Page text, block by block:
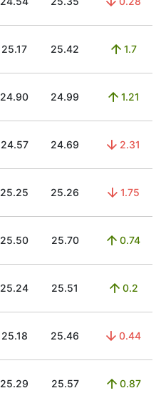
25.17 25.42 1.7
24.90 24.99 1.21
24.57 24.69 2.31
25.25 25.26 1.75
25.50 25.70 0.74
25.24 25.51 0.2
25.18 25.46 0.44
25.29 25.57 0.87